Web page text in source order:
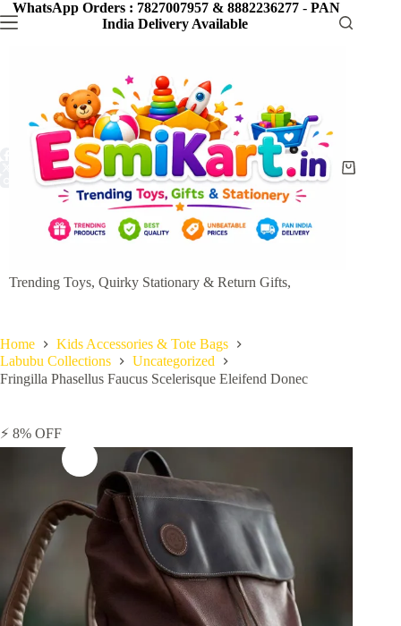
Skip
to
WhatsApp Orders : 7827007957 & 8882236277- PAN
India Delivery Available
Trending Toys, Quirky Stationary & Return Gifts,
Shopping
Home
Kids Accessories & Tote Bags
Labubu Collections
Uncategorized
Fringilla Phasellus Faucus Scelerisque Eleifend Donec
⚡ 8% OFF